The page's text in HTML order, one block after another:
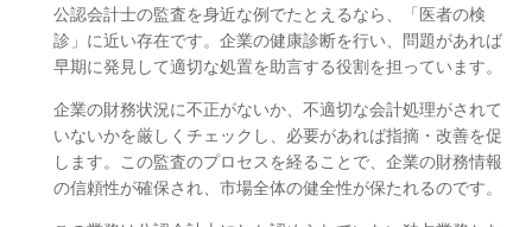
公認会計士の監査を身近な例でたとえるなら、「医者の検
診」に近い存在です。企業の健康診断を行い、問題があれば
早期に発見して適切な処置を助言する役割を担っています。
企業の財務状況に不正がないか、不適切な会計処理がされて
いないかを厳しくチェックし、必要があれば指摘・改善を促
します。この監査のプロセスを経ることで、企業の財務情報
の信頼性が確保され、市場全体の健全性が保たれるのです。